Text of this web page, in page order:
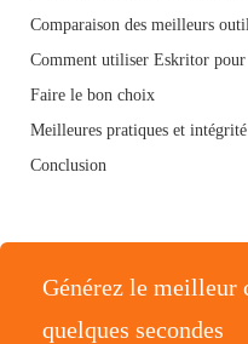
Comparaison des meilleurs
Comment utiliser Eskritor pour
Faire le bon choix
Meilleures pratiques et
Conclusion
Générez le meilleur
quelques secondes